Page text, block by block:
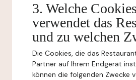
3. Welche Cookies
verwendet das
und zu welchen
Die Cookies, die das
Partner auf Ihrem Endgerät
können die folgenden Zwecke